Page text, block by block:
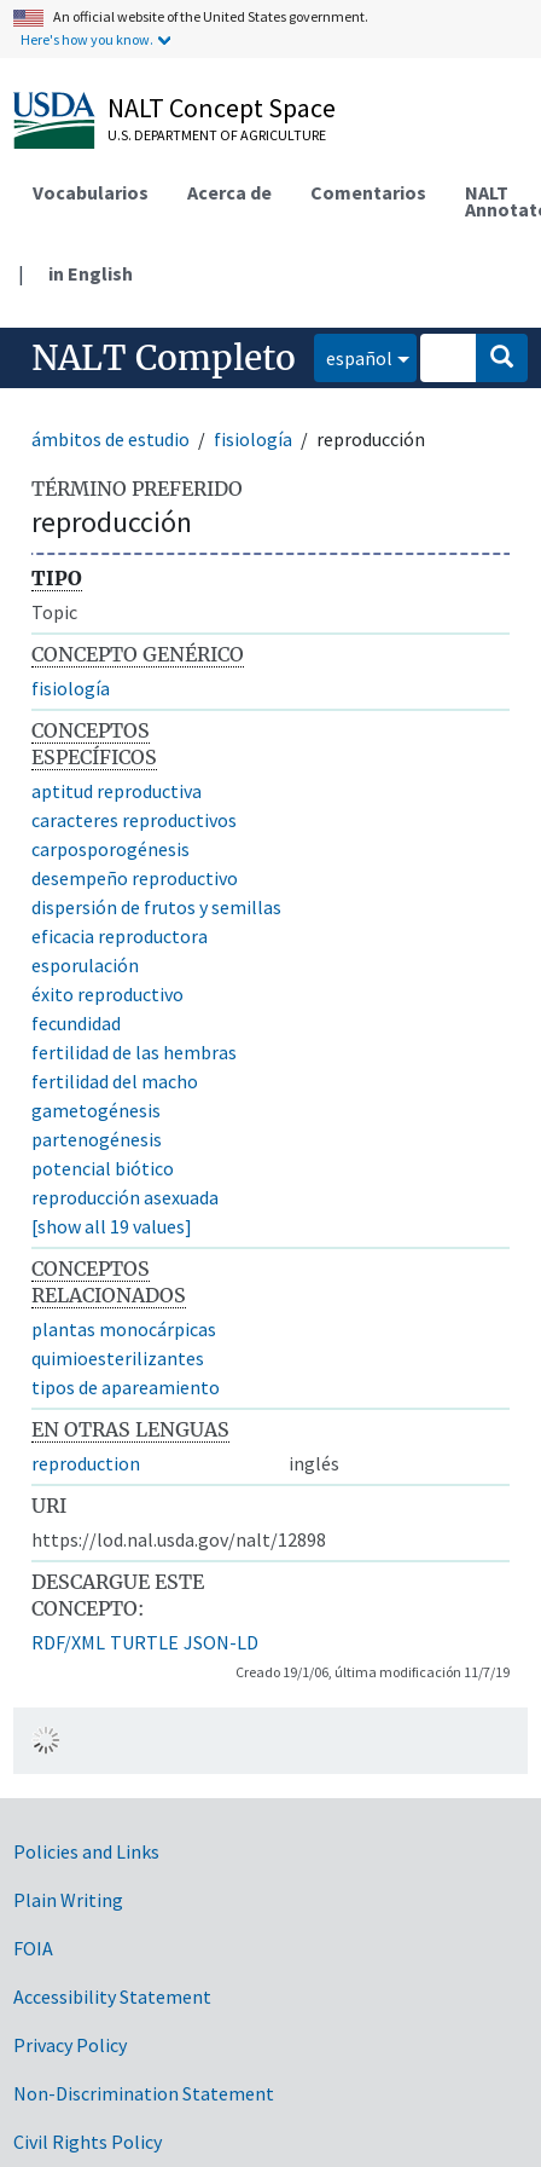
An official website of the United States government.
Here's how you know.
NALT Concept Space
U.S. DEPARTMENT OF AGRICULTURE
Vocabularios Acerca de Comentarios NALT
| in English
NALT Completo español
ámbitos de estudio fisiología reproducción
TÉRMINO PREFERIDO
reproducción
TIPO
Topic
CONCEPTO GENÉRICO
fisiología
CONCEPTOS
ESPECÍFICOS
aptitud reproductiva
caracteres reproductivos
carposporogénesis
desempeño reproductivo
dispersión de frutos y semillas
eficacia reproductora
esporulación
éxito reproductivo
fecundidad
fertilidad de las hembras
fertilidad del macho
gametogénesis
partenogénesis
potencial biótico
reproducción asexuada
[show all 19 values]
CONCEPTOS
RELACIONADOS
plantas monocárpicas
quimioesterilizantes
tipos de apareamiento
EN OTRAS LENGUAS
reproduction
inglés
URI
https://lod.nal.usda.gov/nalt/12898
DESCARGUE ESTE
CONCEPTO:
RDF/XML TURTLE JSON-LD
Creado 19/1/06, última modificación 11/7/19
Government Links
Policies and Links
Plain Writing
FOIA
Accessibility Statement
Privacy Policy
Non-Discrimination Statement
Civil Rights Policy